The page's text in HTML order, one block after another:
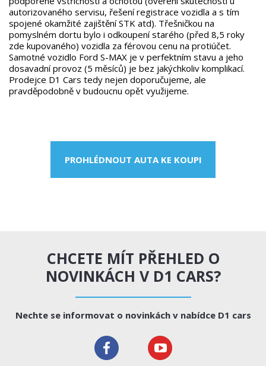
autorizovaného servisu, řešení registrace vozidla a s tím
spojené okamžité zajištění STK atd). Třešničkou na
pomyslném dortu bylo i odkoupení starého (před 8,5 roky
zde kupovaného) vozidla za férovou cenu na protiúčet.
Samotné vozidlo Ford S-MAX je v perfektním stavu a jeho
dosavadní provoz (5 měsíců) je bez jakýchkoliv komplikací.
Prodejce D1 Cars tedy nejen doporučujeme, ale
pravděpodobně v budoucnu opět využijeme.
PROHLÉDNOUT AUTA KE KOUPI
CHCETE MÍT PŘEHLED O
NOVINKÁCH V D1 CARS?
Nechte se informovat o novinkách v nabídce D1 cars